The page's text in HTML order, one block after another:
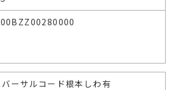
ーサルコード根本しわ有